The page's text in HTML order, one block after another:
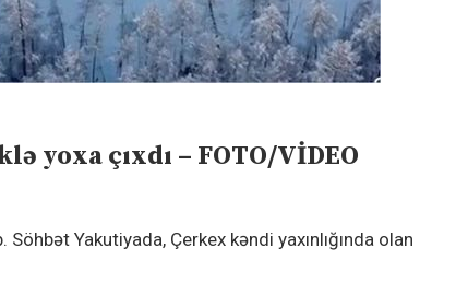
yoxa çıxdı – FOTO/VİDEO
Yakutiyada, Çerkex kəndi yaxınlığında olan